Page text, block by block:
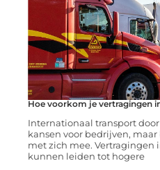
Hoe voorkom je vertragingen
Internationaal transport
kansen voor bedrijven,
met zich mee. Vertragingen
kunnen leiden tot hogere